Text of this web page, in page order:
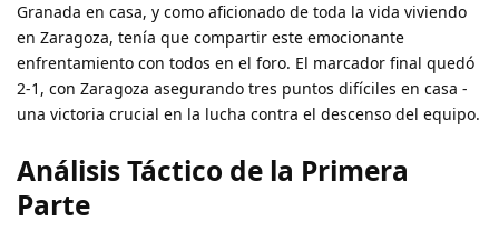
Granada en casa, y como aficionado de toda la vida viviendo
en Zaragoza, tenía que compartir este emocionante
enfrentamiento con todos en el foro. El marcador final quedó
2-1, con Zaragoza asegurando tres puntos difíciles en casa -
una victoria crucial en la lucha contra el descenso del equipo.
Análisis Táctico de la Primera
Parte